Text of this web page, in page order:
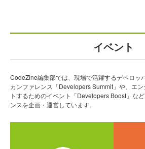
イベント
CodeZine編集部では、現場で活躍するデベロッ
カンファレンス「Developers Summit」や、エ
トするためのイベント「Developers Boost」な
ンスを企画・運営しています。